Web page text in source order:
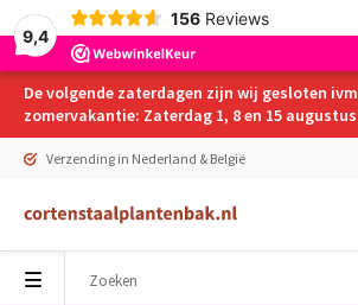
9,4
156 Reviews
De volgende zaterdagen zijn wij gesloten ivm
zomervakantie: Zaterdag 1, 8 en 15 augustus
Verzending in Nederland & België